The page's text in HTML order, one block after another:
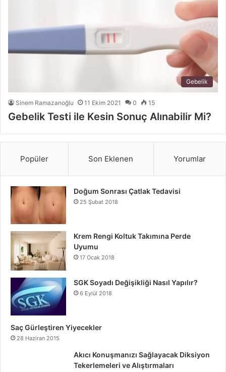
Gebelik
Sinem Ramazanoğlu 11 Ekim 2021 0 15
Gebelik Testi ile Kesin Sonuç Alınabilir Mi?
Popüler Son Eklenen Yorumlar
Doğum Sonrası Çatlak Tedavisi
25 Şubat 2018
Krem Rengi Koltuk Takımına Perde
Uyumu
17 Ocak 2018
SGK Soyadı Değişikliği Nasıl Yapılır?
6 Eylül 2018
Saç Gürleştiren Yiyecekler
28 Haziran 2015
Akıcı Konuşmanızı Sağlayacak Diksiyon
Tekerlemeleri ve Alıştırmaları